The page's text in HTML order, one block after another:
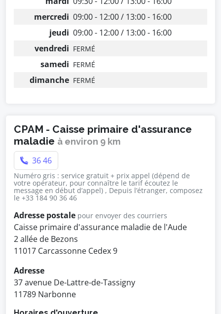
mercredi 09:00 - 12:00 / 13:00 - 16:00
jeudi 09:00 - 12:00 / 13:00 - 16:00
vendredi FERMÉ
samedi FERMÉ
dimanche FERMÉ
CPAM - Caisse primaire d'assurance
maladie à environ 9 km
36 46
Numéro gris : service gratuit + prix appel (dépend de
votre opérateur, pour connaître le tarif écoutez le
message en début d’appel) , Depuis l’étranger, composez
le +33 184 90 36 46
Adresse postale pour envoyer des courriers
Caisse primaire d'assurance maladie de l'Aude
2 allée de Bezons
11017 Carcassonne Cedex 9
Adresse
37 avenue De-Lattre-de-Tassigny
11789 Narbonne